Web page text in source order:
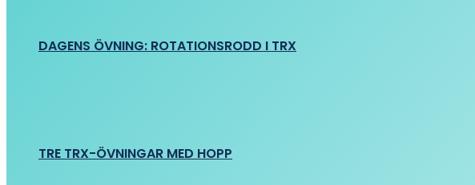
DAGENS ÖVNING: ROTATIONSRODD I TRX
TRE TRX-ÖVNINGAR MED HOPP